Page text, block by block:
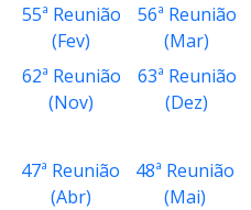
55ª Reunião
(Fev)
56ª Reunião
(Mar)
62ª Reunião
(Nov)
63ª Reunião
(Dez)
47ª Reunião
(Abr)
48ª Reunião
(Mai)